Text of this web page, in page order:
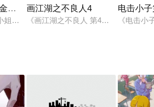
斗恶少
姐上宫洛曦与父亲立下赌约毅然出走，变
画江湖之不良人4
《画江湖之不良人 第4季》热血回
电击小
《电击